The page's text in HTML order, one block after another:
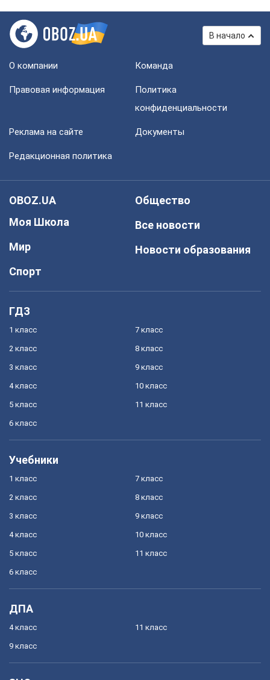
В начало
О компании Команда
Правовая информация
Политика
конфиденциальности
Реклама на сайте Документы
Редакционная политика
OBOZ.UA
Моя Школа
Мир
Спорт
Общество
Все новости
Новости образования
ГДЗ
1 класс
2 класс
3 класс
4 класс
5 класс
6 класс
7 класс
8 класс
9 класс
10 класс
11 класс
Учебники
1 класс
2 класс
3 класс
4 класс
5 класс
6 класс
7 класс
8 класс
9 класс
10 класс
11 класс
ДПА
4 класс
9 класс
11 класс